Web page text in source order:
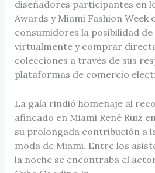
diseñadores participantes en
Awards y Miami Fashion Week
consumidores la posibilidad
virtualmente y comprar
colecciones a través de sus
plataformas de comercio
La gala rindió homenaje al
afincado en Miami René Ruiz
su prolongada contribución a
moda de Miami. Entre los
la noche se encontraba el